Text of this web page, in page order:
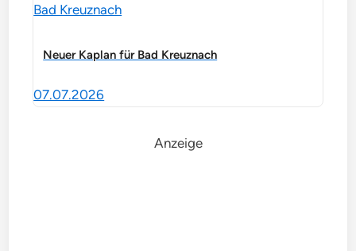
Bad Kreuznach
Neuer Kaplan für Bad Kreuznach
07.07.2026
Anzeige